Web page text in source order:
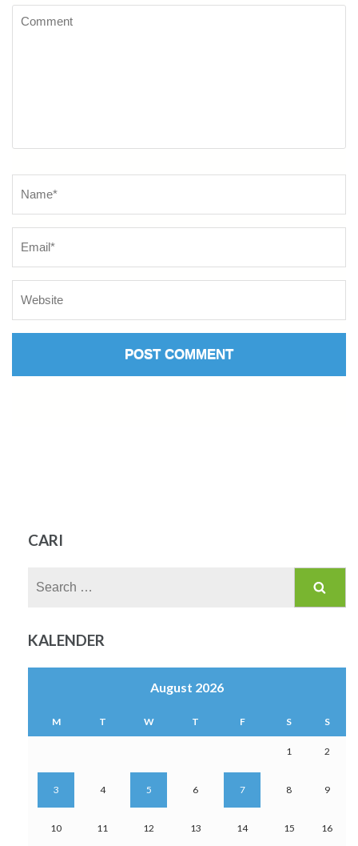
CARI
KALENDER
August 2026
M T W T F S S
1 2
3 4 5 6 7 8 9
10 11 12 13 14 15 16